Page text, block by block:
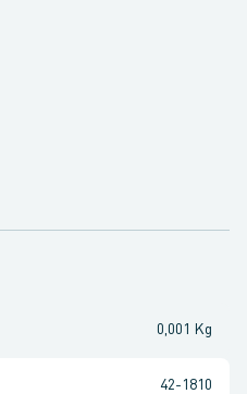
0,001 Kg
42-1810